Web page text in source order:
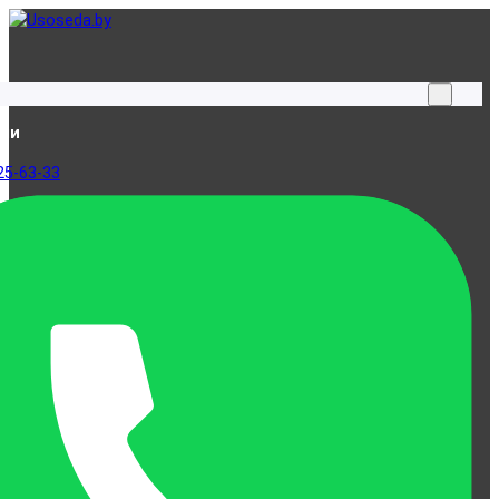
63-33